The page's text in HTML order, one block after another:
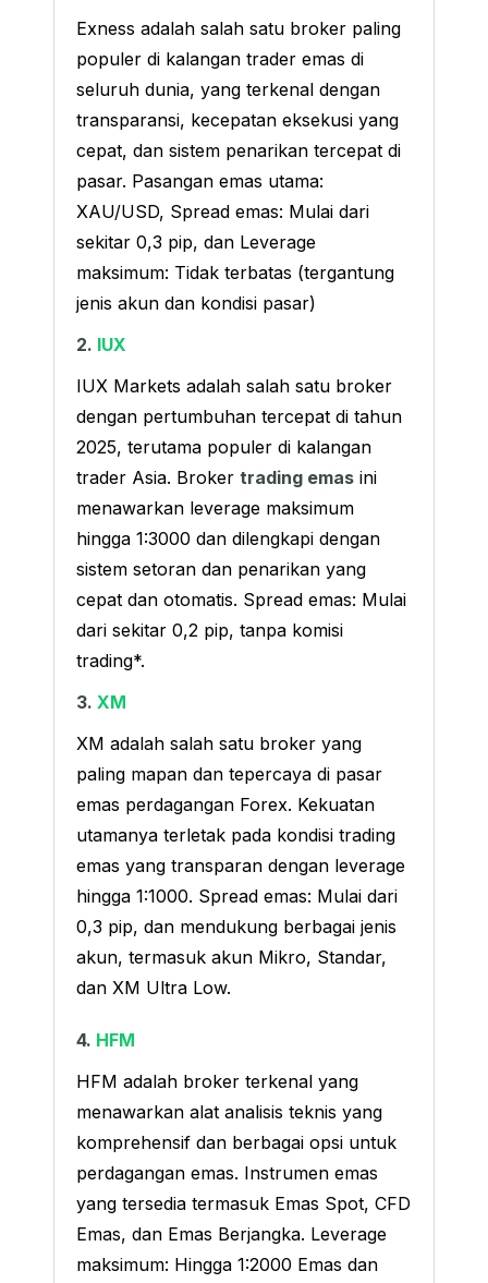
Exness adalah salah satu broker paling
populer di kalangan trader emas di
seluruh dunia, yang terkenal dengan
transparansi, kecepatan eksekusi yang
cepat, dan sistem penarikan tercepat di
pasar. Pasangan emas utama:
XAU/USD, Spread emas: Mulai dari
sekitar 0,3 pip, dan Leverage
maksimum: Tidak terbatas (tergantung
jenis akun dan kondisi pasar)
2. IUX
IUX Markets adalah salah satu broker
dengan pertumbuhan tercepat di tahun
2025, terutama populer di kalangan
trader Asia. Broker trading emas ini
menawarkan leverage maksimum
hingga 1:3000 dan dilengkapi dengan
sistem setoran dan penarikan yang
cepat dan otomatis. Spread emas: Mulai
dari sekitar 0,2 pip, tanpa komisi
trading*.
3. XM
XM adalah salah satu broker yang
paling mapan dan tepercaya di pasar
emas perdagangan Forex. Kekuatan
utamanya terletak pada kondisi trading
emas yang transparan dengan leverage
hingga 1:1000. Spread emas: Mulai dari
0,3 pip, dan mendukung berbagai jenis
akun, termasuk akun Mikro, Standar,
dan XM Ultra Low.
4. HFM
HFM adalah broker terkenal yang
menawarkan alat analisis teknis yang
komprehensif dan berbagai opsi untuk
perdagangan emas. Instrumen emas
yang tersedia termasuk Emas Spot, CFD
Emas, dan Emas Berjangka. Leverage
maksimum: Hingga 1:2000 Emas dan